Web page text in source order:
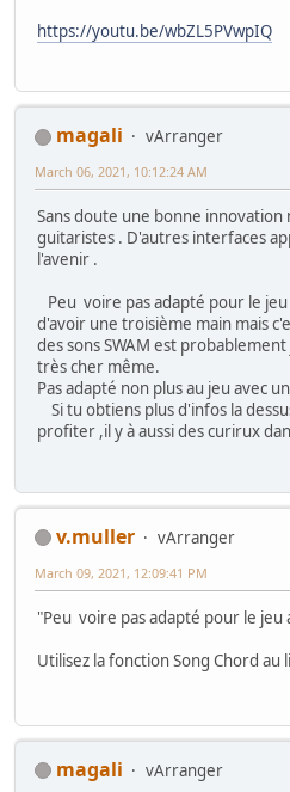
https://youtu.be/wbZL5PVwpIQ
magali
vArranger
March 06, 2021, 10:12:24 AM
Sans doute une bonne
guitaristes . D'autres interfaces
l'avenir .
Peu voire pas adapté pour le
d'avoir une troisième main mais
des sons SWAM est
très cher même.
Pas adapté non plus au jeu avec
Si tu obtiens plus d'infos la
profiter ,il y à aussi des curirux
v.muller
vArranger
March 09, 2021, 12:09:41 PM
"Peu voire pas adapté pour le jeu
Utilisez la fonction Song Chord
magali vArranger